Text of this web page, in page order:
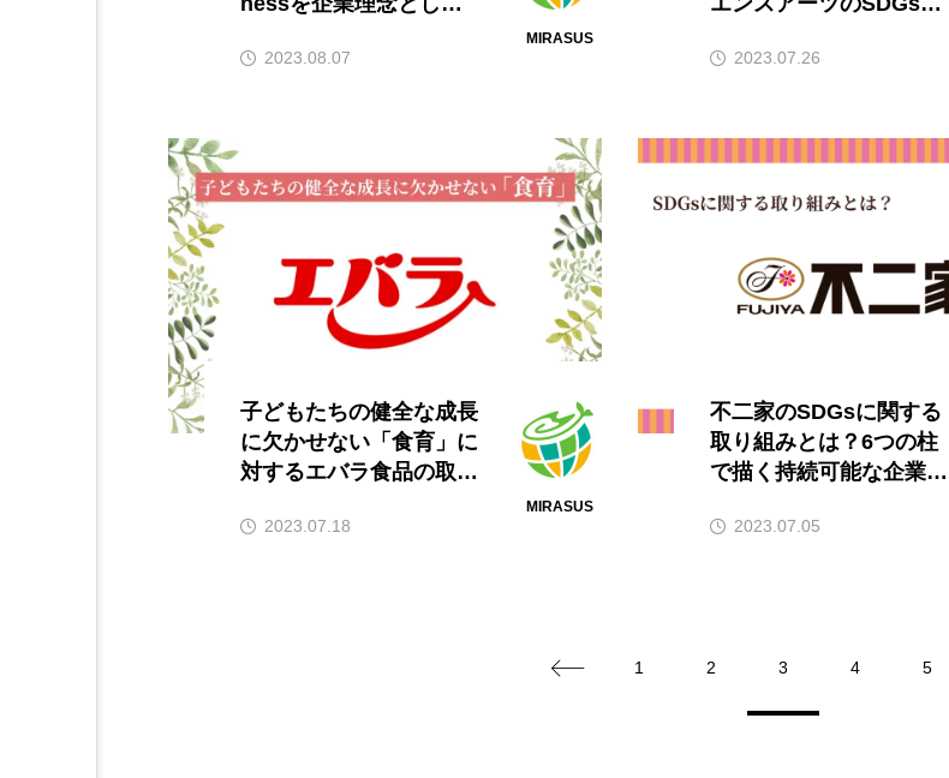
り組み
MIRASUS
2023.08.07 2023.07.26
子どもたちの健全な成長
に欠かせない「食育」に
対するエバラ食品の取り
MIRASUS
2023.07.18
不二家のSDGsに関する
取り組みとは？6つの柱
で描く持続可能な企業活
2023.07.05
1 2 3 4 5